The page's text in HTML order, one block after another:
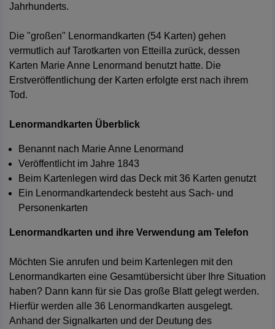
Jahrhunderts.
Die "großen" Lenormandkarten (54 Karten) gehen
vermutlich auf Tarotkarten von Etteilla zurück, dessen
Karten Marie Anne Lenormand benutzt hatte. Die
Erstveröffentlichung der Karten erfolgte erst nach ihrem
Tod.
Lenormandkarten Überblick
Benannt nach Marie Anne Lenormand
Veröffentlicht im Jahre 1843
Beim Kartenlegen wird das Deck mit 36 Karten genutzt
Ein Lenormandkartendeck besteht aus Sach- und
Personenkarten
Lenormandkarten und ihre Verwendung am Telefon
Möchten Sie anrufen und beim Kartenlegen mit den
Lenormandkarten eine Gesamtübersicht über Ihre Situation
haben? Dann kann für sie Das große Blatt gelegt werden.
Hierfür werden alle 36 Lenormandkarten ausgelegt.
Anhand der Signalkarten und der Deutung des